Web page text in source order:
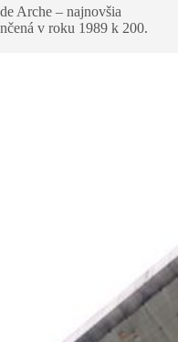
Arche – najnovšia
v roku 1989 k 200.